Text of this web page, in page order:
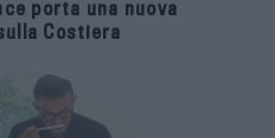
porta una nuova
Costiera